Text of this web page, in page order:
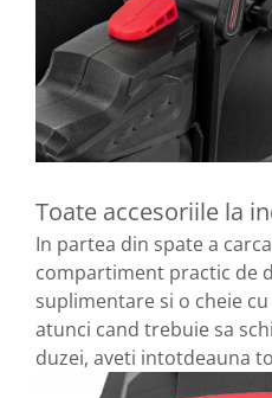
Toate accesoriile la
In partea din spate a
compartiment practic de
suplimentare si o cheie
atunci cand trebuie sa
duzei, aveti intotdeauna